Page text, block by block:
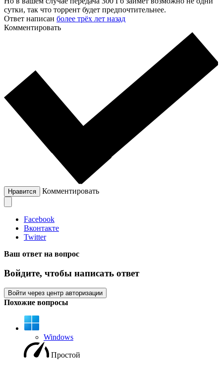
сутки, так что торрент будет предпочтительнее.
Ответ написан более трёх лет назад
Комментировать
Нравится Комментировать
Facebook
Вконтакте
Twitter
Ваш ответ на вопрос
Войдите, чтобы написать ответ
Войти через центр авторизации
Похожие вопросы
Windows
Простой